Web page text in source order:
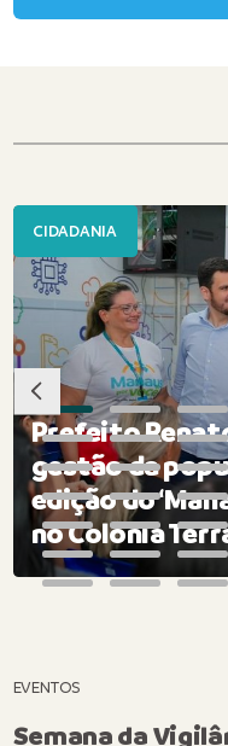
CIDADANIA
Prefeito
gestão da
edição do
no Colônia
EVENTOS
Semana da